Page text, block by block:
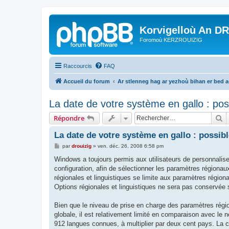
Korvigelloù An
Foromoù KERZROUIZIG
Raccourcis FAQ
Accueil du forum Ar stlenneg hag ar yezhoù bihan er bed
La date de votre système en gallo :
Répondre
La date de votre système en gallo :
M
s
a
g
e
pardrouizig» ven. déc. 26, 2008 6:58 pm
Windows a toujours permis aux utilisateurs de
configuration, afin de sélectionner les paramètres
régionales et linguistiques se limite aux paramètres
Options régionales et linguistiques ne sera pas
Bien que le niveau de prise en charge des paramètres
globale, il est relativement limité en comparaison avec le
912 langues connues, à multiplier par deux cent pays. La